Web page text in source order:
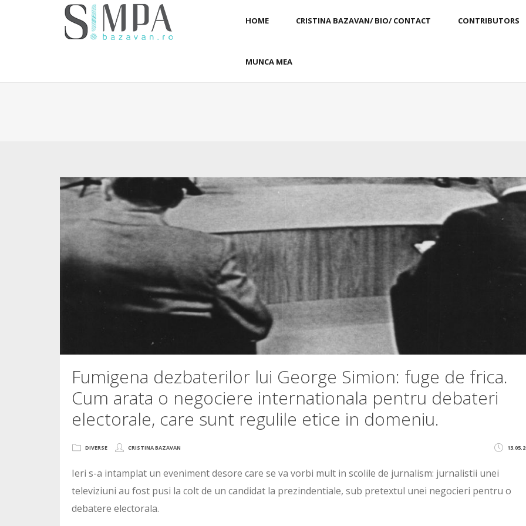
HOME CRISTINA BAZAVAN/ BIO/ CONTACT CONTRIBUTORS
MUNCA MEA
Fumigena dezbaterilor lui George Simion: fuge de frica.
Cum arata o negociere internationala pentru debateri
electorale, care sunt regulile etice in domeniu.
DIVERSE CRISTINA BAZAVAN
Ieri s-a intamplat un eveniment desore care se va vorbi mult in scolile de jurnalism: jurnalistii unei
televiziuni au fost pusi la colt de un candidat la prezindentiale, sub pretextul unei negocieri pentru o
debatere electorala.